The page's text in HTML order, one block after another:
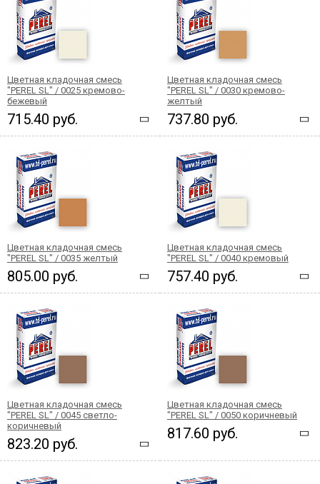
Цветная кладочная смесь
"PEREL SL" / 0025 кремово-
бежевый
715.40 руб.
Цветная кладочная смесь
"PEREL SL" / 0030 кремово-
желтый
737.80 руб.
Цветная кладочная смесь
"PEREL SL" / 0035 желтый
805.00 руб.
Цветная кладочная смесь
"PEREL SL" / 0040 кремовый
757.40 руб.
Цветная кладочная смесь
"PEREL SL" / 0045 светло-
коричневый
823.20 руб.
Цветная кладочная смесь
"PEREL SL" / 0050 коричневый
817.60 руб.